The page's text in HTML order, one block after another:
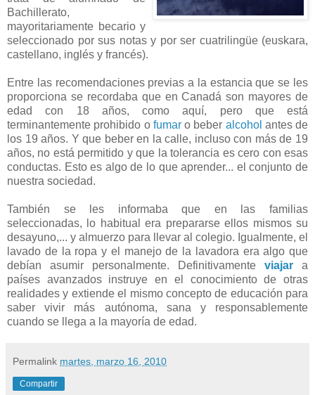
Bachillerato,
mayoritariamente becario y
seleccionado por sus notas y por ser cuatrilingüe (euskara,
castellano, inglés y francés).
Entre las recomendaciones previas a la estancia que se les
proporciona se recordaba que en Canadá son mayores de
edad con 18 años, como aquí, pero que está
terminantemente prohibido o fumaro beber alcohol antes de
los 19 años. Y que beber en la calle, incluso con más de 19
años, no está permitido y que la tolerancia es cero con esas
conductas. Esto es algo de lo que aprender... el conjunto de
nuestra sociedad.
También se les informaba que en las familias
seleccionadas, lo habitual era prepararse ellos mismos su
desayuno,... y almuerzo para llevar al colegio. Igualmente, el
lavado de la ropa y el manejo de la lavadora era algo que
debían asumir personalmente. Definitivamente viajar a
países avanzados instruye en el conocimiento de otras
realidades y extiende el mismo concepto de educación para
saber vivir más autónoma, sana y responsablemente
cuando se llega a la mayoría de edad.
Permalink martes, marzo 16, 2010
Compartir